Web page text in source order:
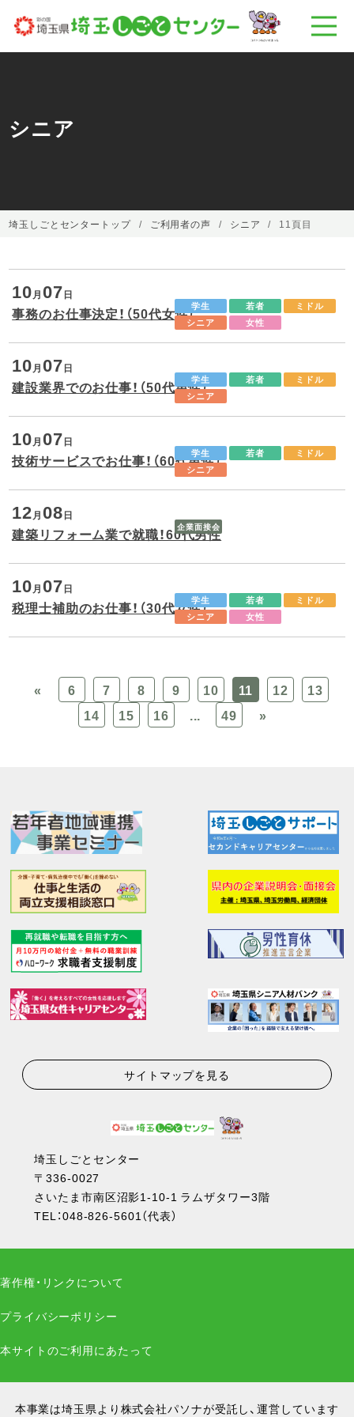
シニア
埼玉しごとセンタートップ ご利用者の声 シニア 11頁目
10月 07日
事務のお仕事決定！（50代女性）学生 若者
ミドル
シニア
女性
10月 07日
建設業界でのお仕事！（50代男性）
学生 若者
ミドル
シニア
10月 07日
技術サービスでお仕事！（60代男性）
学生 若者
ミドル
シニア
12月 08日
建築リフォーム業で就職！60代男性
企業面接会
10月 07日
税理士補助のお仕事！（30代女性）
学生 若者
ミドル
シニア
女性
« 6 7 8 9 10 11 12
13
14
15 16 ... 49 »
サイトマップを見る
埼玉しごとセンター
〒336-0027
さいたま市南区沼影1-10-1 ラムザタワー3階
TEL：048-826-5601（代表）
著作権・リンクについて
プライバシーポリシー
本サイトのご利用にあたって
本事業は埼玉県より株式会社パソナが受託し、運営しています